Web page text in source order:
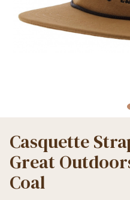
Casquette
Great
Coal